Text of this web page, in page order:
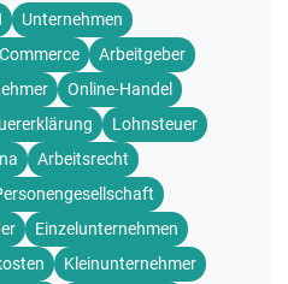
Unternehmen
Arbeitgeber
Online-Handel
Lohnsteuer
Arbeitsrecht
Einzelunternehmen
Kleinunternehmer